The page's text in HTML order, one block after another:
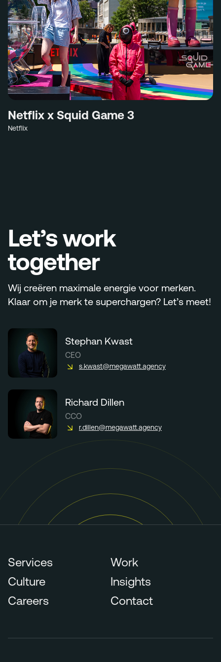
Netflix x Squid Game 3
Netflix
Let’s work
together
Wij creëren maximale energie voor merken.
Klaar om je merk te superchargen? Let’s meet!
Stephan Kwast
CEO
s.kwast@megawatt.agency
Richard Dillen
CCO
r.dillen@megawatt.agency
Services
Work
Culture
Insights
Careers
Contact